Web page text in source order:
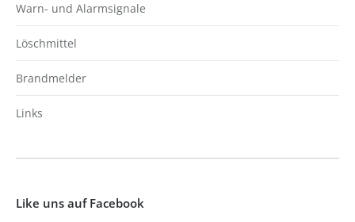
Warn- und Alarmsignale
Löschmittel
Brandmelder
Links
Like uns auf Facebook